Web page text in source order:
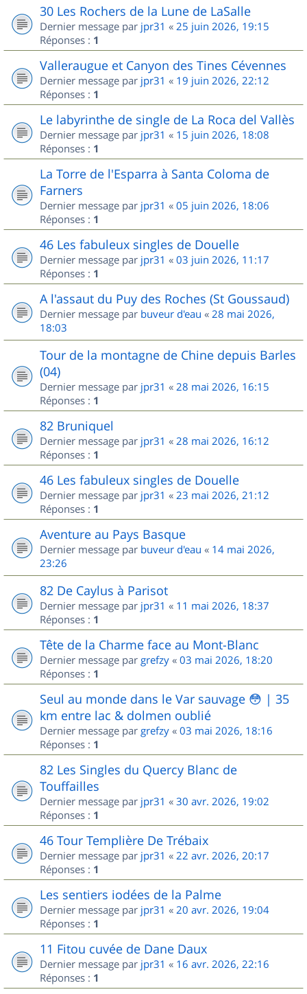
30 Les Rochers de la Lune de LaSalle
Dernier message par jpr31 « 25 juin 2026, 19:15
Réponses : 1
Valleraugue et Canyon des Tines Cévennes
Dernier message par jpr31 « 19 juin 2026, 22:12
Réponses : 1
Le labyrinthe de single de La Roca del Vallès
Dernier message par jpr31 « 15 juin 2026, 18:08
Réponses : 1
La Torre de l'Esparra à Santa Coloma de
Farners
Dernier message par jpr31 « 05 juin 2026, 18:06
Réponses : 1
46 Les fabuleux singles de Douelle
Dernier message par jpr31 « 03 juin 2026, 11:17
Réponses : 1
A l'assaut du Puy des Roches (St Goussaud)
Dernier message par buveur d'eau « 28 mai 2026,
18:03
Tour de la montagne de Chine depuis Barles
(04)
Dernier message par jpr31 « 28 mai 2026, 16:15
Réponses : 1
82 Bruniquel
Dernier message par jpr31 « 28 mai 2026, 16:12
Réponses : 1
46 Les fabuleux singles de Douelle
Dernier message par jpr31 « 23 mai 2026, 21:12
Réponses : 1
Aventure au Pays Basque
Dernier message par buveur d'eau « 14 mai 2026,
23:26
82 De Caylus à Parisot
Dernier message par jpr31 « 11 mai 2026, 18:37
Réponses : 1
Tête de la Charme face au Mont-Blanc
Dernier message par grefzy « 03 mai 2026, 18:20
Réponses : 1
Seul au monde dans le Var sauvage 😳 | 35
km entre lac & dolmen oublié
Dernier message par grefzy « 03 mai 2026, 18:16
Réponses : 1
82 Les Singles du Quercy Blanc de
Touffailles
Dernier message par jpr31 « 30 avr. 2026, 19:02
Réponses : 1
46 Tour Templière De Trébaix
Dernier message par jpr31 « 22 avr. 2026, 20:17
Réponses : 1
Les sentiers iodées de la Palme
Dernier message par jpr31 « 20 avr. 2026, 19:04
Réponses : 1
11 Fitou cuvée de Dane Daux
Dernier message par jpr31 « 16 avr. 2026, 22:16
Réponses : 1